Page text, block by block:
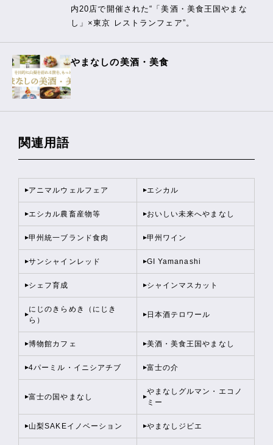
内20店で開催された“「美酒・美食王国やまな
し」×東京 レストランフェア”。
やまなしの美酒・美食
関連用語
アニマルウェルフェア エシカル
エシカル農畜産物等 おいしい未来へやまなし
甲州統一ブランド食肉 甲州ワイン
サンシャインレッド GI Yamanashi
シェフ育成 シャインマスカット
にじのきらめき（にじき
ら）
日本酒テロワール
博物館カフェ 美酒・美食王国やまなし
4パーミル・イニシアチブ 富士の介
富士の国やまなし
やまなしグルマン・エコノ
ミー
山梨SAKEイノベーション やまなしジビエ